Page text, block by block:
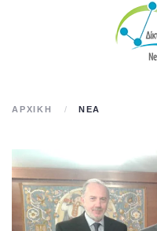
Skip to main content
ΑΡΧΙΚΉ ΝΈΑ